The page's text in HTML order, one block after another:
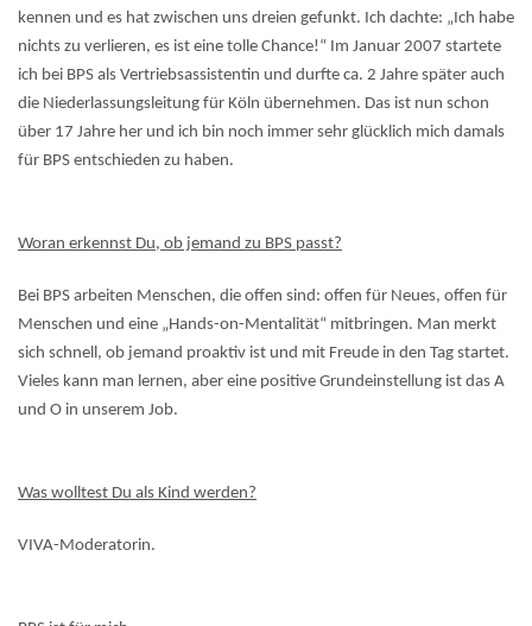
kennen und es hat zwischen uns dreien gefunkt. Ich dachte: „Ich habe
nichts zu verlieren, es ist eine tolle Chance!“ Im Januar 2007 startete
ich bei BPS als Vertriebsassistentin und durfte ca. 2 Jahre später auch
die Niederlassungsleitung für Köln übernehmen. Das ist nun schon
über 17 Jahre her und ich bin noch immer sehr glücklich mich damals
für BPS entschieden zu haben.
Woran erkennst Du, ob jemand zu BPS passt?
Bei BPS arbeiten Menschen, die offen sind: offen für Neues, offen für
Menschen und eine „Hands-on-Mentalität“ mitbringen. Man merkt
sich schnell, ob jemand proaktiv ist und mit Freude in den Tag startet.
Vieles kann man lernen, aber eine positive Grundeinstellung ist das A
und O in unserem Job.
Was wolltest Du als Kind werden?
VIVA-Moderatorin.